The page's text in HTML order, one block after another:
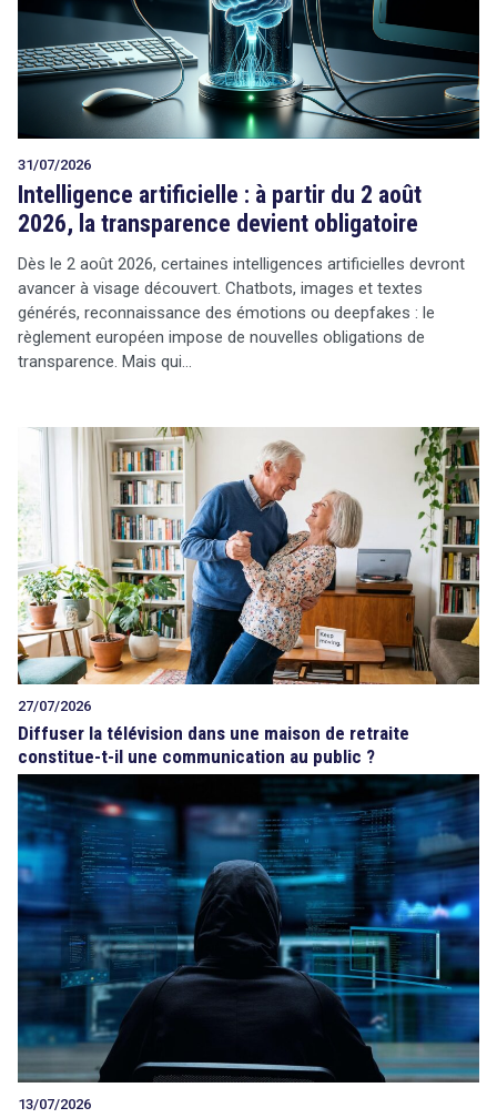
Tout sur le droit de l'innovation
Rechercher
CONTACT
27/07/2026
Diffuser la télévision dans une maison de retraite
constitue-t-il une communication au public ?
13/07/2026
31/07/2026
Intelligence artificielle : à partir du 2 août
2026, la transparence devient obligatoire
Dès le 2 août 2026, certaines intelligences artificielles devront
avancer à visage découvert. Chatbots, images et textes
générés, reconnaissance des émotions ou deepfakes : le
règlement européen impose de nouvelles obligations de
transparence. Mais qui…